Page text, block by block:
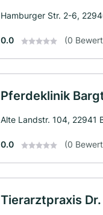
Hamburger Str. 2-6,
0.0 (0
Pferdeklinik
Alte Landstr. 104, 22941
0.0 (0
Tierarztpraxis